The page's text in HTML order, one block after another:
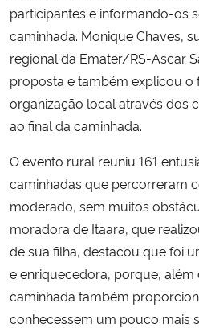
Gabinete de Segurança Institucional
Advocacia-Geral da União
Banco Central do Brasil
Planalto
participantes e informando-os
caminhada. Monique Chaves,
regional da Emater/RS-Ascar
proposta e também explicou o
organização local através dos
ao final da caminhada.
O evento rural reuniu 161
caminhadas que percorreram
moderado, sem muitos
moradora de Itaara, que
de sua filha, destacou que foi
e enriquecedora, porque, além
caminhada também
conhecessem um pouco mais